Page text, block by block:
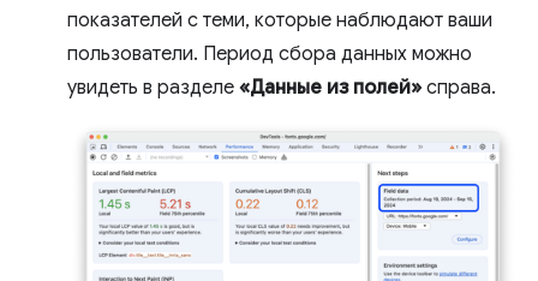
показателей с теми, которые наблюдают ваши
пользователи. Период сбора данных можно
увидеть в разделе «Данные из полей» справа.